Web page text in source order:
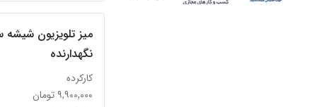
میز تلویزیون
نگهدارنده
کارکرده
۹,۹۰۰,۰۰۰ تومان